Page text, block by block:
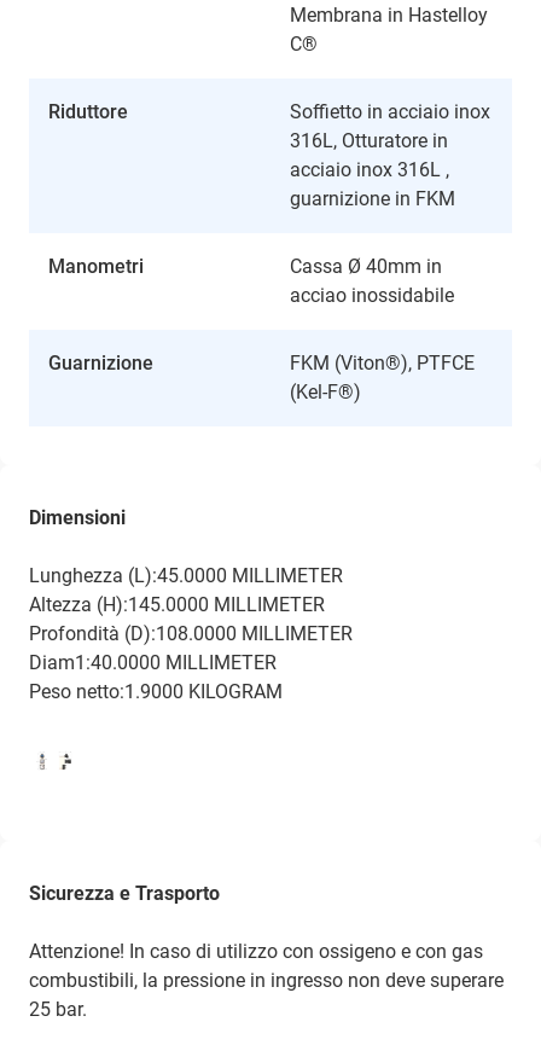
Membrana in Hastelloy
C®
Riduttore
Soffietto in acciaio inox
316L, Otturatore in
acciaio inox 316L ,
guarnizione in FKM
Manometri
Cassa Ø 40mm in
acciao inossidabile
Guarnizione
FKM (Viton®), PTFCE
(Kel-F®)
Dimensioni
Lunghezza (L):45.0000 MILLIMETER
Altezza (H):145.0000 MILLIMETER
Profondità (D):108.0000 MILLIMETER
Diam1:40.0000 MILLIMETER
Peso netto:1.9000 KILOGRAM
Sicurezza e Trasporto
Attenzione! In caso di utilizzo con ossigeno e con gas
combustibili, la pressione in ingresso non deve superare
25 bar.